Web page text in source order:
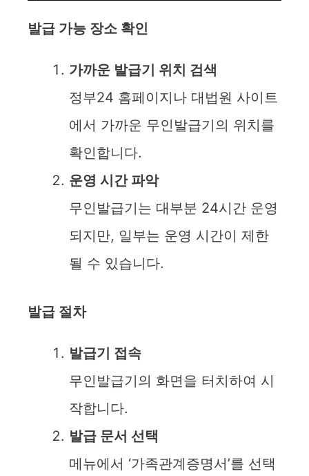
발급 가능 장소 확인
가까운 발급기 위치 검색
정부24 홈페이지나 대법원 사이트
에서 가까운 무인발급기의 위치를
확인합니다.
운영 시간 파악
무인발급기는 대부분 24시간 운영
되지만, 일부는 운영 시간이 제한
될 수 있습니다.
발급 절차
발급기 접속
무인발급기의 화면을 터치하여 시
작합니다.
발급 문서 선택
메뉴에서 ‘가족관계증명서’를 선택